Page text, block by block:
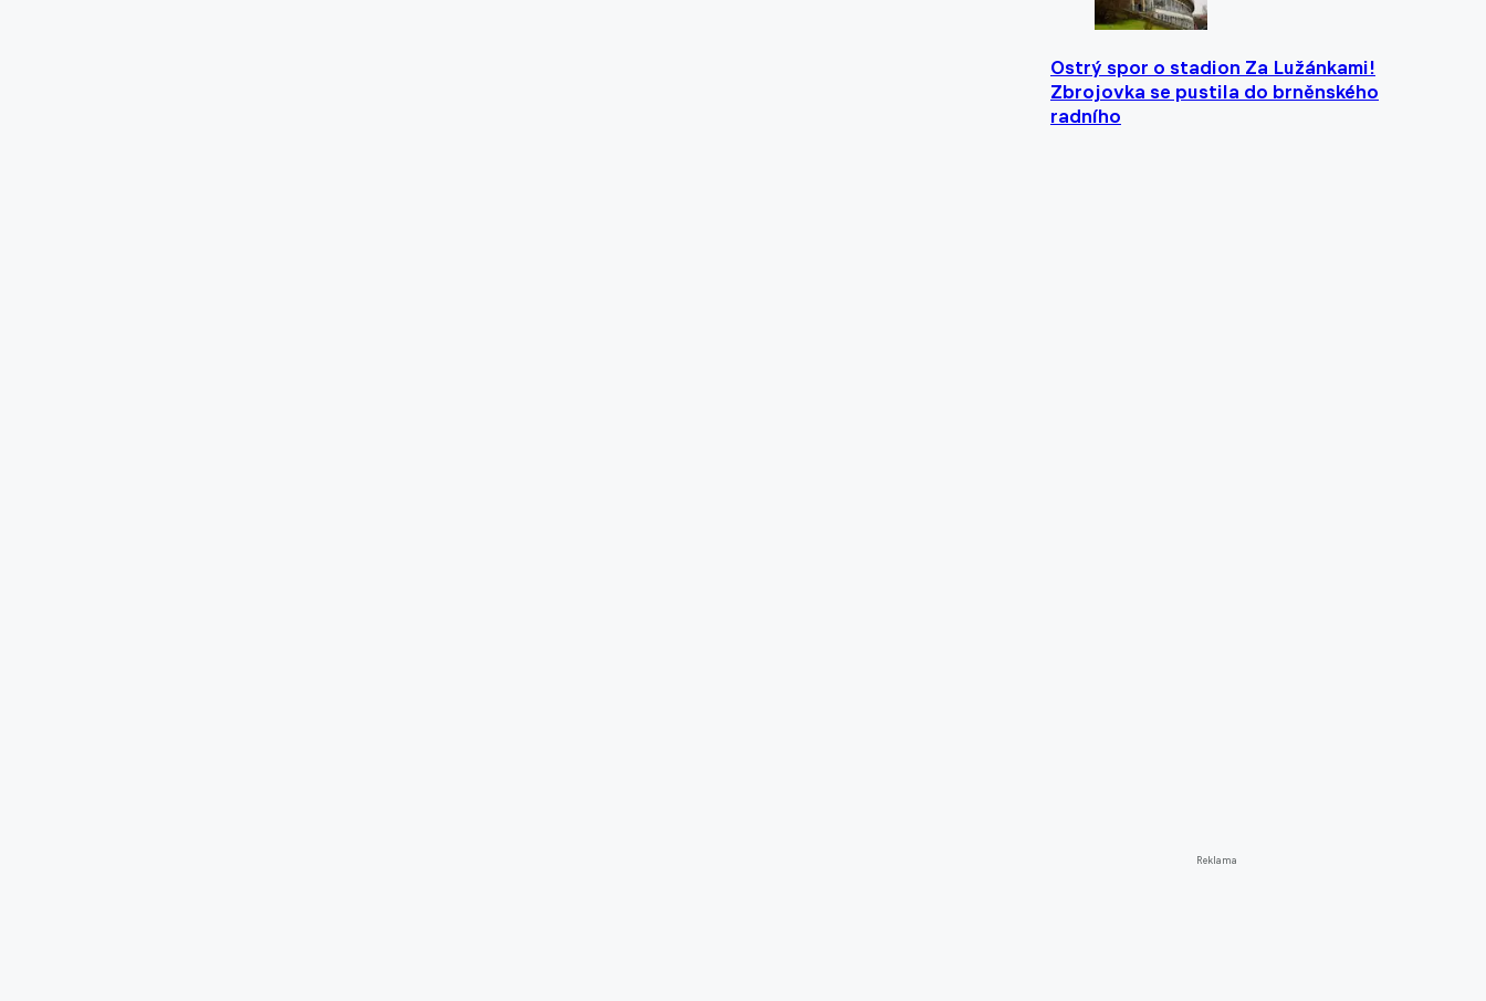
Ostrý spor o stadion Za Lužánkami!
Zbrojovka se pustila do brněnského
radního
Reklama